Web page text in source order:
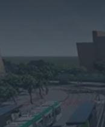
la construcción de
reunirá a expositores de
el mantenimiento para
el nuevo robot de 6